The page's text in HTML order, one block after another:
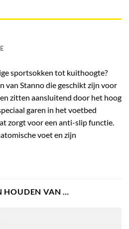
sportsokken tot kuithoogte?
van Stannodie geschikt zijn voor
zitten aansluitend door het hoog
garen in het voetbed
zorgt voor een anti-slip functie.
voet en zijn
HOUDEN VAN …